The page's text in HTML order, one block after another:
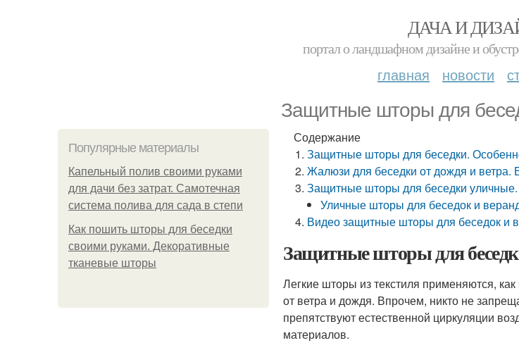
ДАЧА И
портал о ландшафном дизайне и
главная новости
Защитные шторы для
Популярные материалы
Капельный полив своими руками
для дачи без затрат. Самотечная
система полива для сада в степи
Как пошить шторы для беседки
своими руками. Декоративные
тканевые шторы
Содержание
Защитные шторы для беседки.
Жалюзи для беседки от дождя и
Защитные шторы для беседки
Уличные шторы для беседок и
Видео защитные шторы для беседок и
Защитные шторы для
Легкие шторы из текстиля применяются,
от ветра и дождя. Впрочем, никто не
препятствуют естественной циркуляции
материалов.